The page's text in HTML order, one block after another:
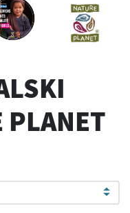
PLANET